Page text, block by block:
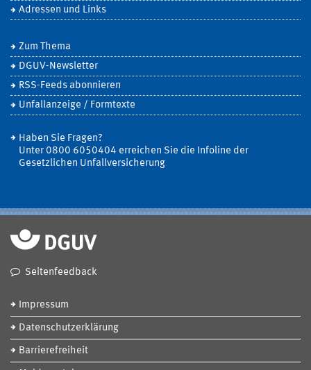
Adressen und Links
Zum Thema
DGUV-Newsletter
RSS-Feeds abonnieren
Unfallanzeige / Formtexte
Haben Sie Fragen?
Unter 0800 6050404 erreichen Sie die Infoline der
Gesetzlichen Unfallversicherung
Seitenfeedback
Impressum
Datenschutzerklärung
Barrierefreiheit